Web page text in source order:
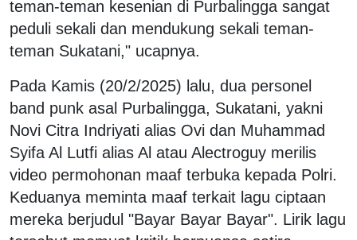
teman-teman kesenian di Purbalingga sangat
peduli sekali dan mendukung sekali teman-
teman Sukatani," ucapnya.
Pada Kamis (20/2/2025) lalu, dua personel
band punk asal Purbalingga, Sukatani, yakni
Novi Citra Indriyati alias Ovi dan Muhammad
Syifa Al Lutfi alias Al atau Alectroguy merilis
video permohonan maaf terbuka kepada Polri.
Keduanya meminta maaf terkait lagu ciptaan
mereka berjudul "Bayar Bayar Bayar". Lirik lagu